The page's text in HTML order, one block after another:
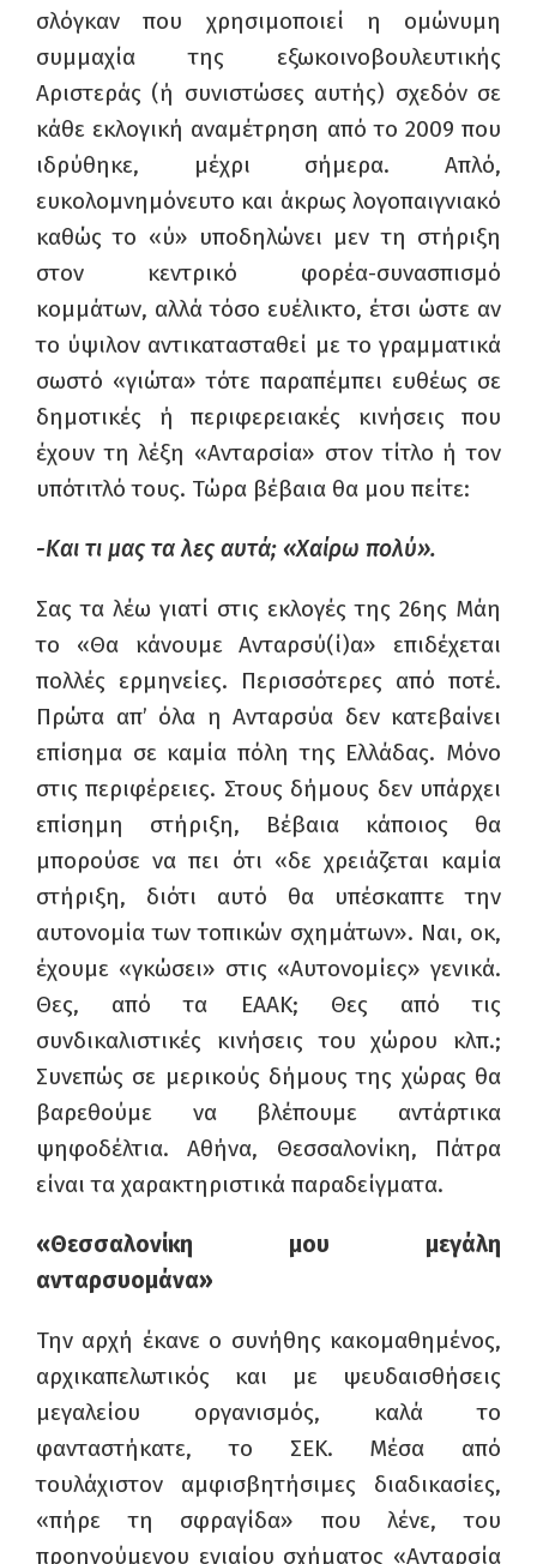
σλόγκαν που χρησιμοποιεί η ομώνυμη
συμμαχία της εξωκοινοβουλευτικής
Αριστεράς (ή συνιστώσες αυτής) σχεδόν σε
κάθε εκλογική αναμέτρηση από το 2009 που
ιδρύθηκε, μέχρι σήμερα. Απλό,
ευκολομνημόνευτο και άκρως λογοπαιγνιακό
καθώς το «ύ» υποδηλώνει μεν τη στήριξη
στον κεντρικό φορέα-συνασπισμό
κομμάτων, αλλά τόσο ευέλικτο, έτσι ώστε αν
το ύψιλον αντικατασταθεί με το γραμματικά
σωστό «γιώτα» τότε παραπέμπει ευθέως σε
δημοτικές ή περιφερειακές κινήσεις που
έχουν τη λέξη «Ανταρσία» στον τίτλο ή τον
υπότιτλό τους. Τώρα βέβαια θα μου πείτε:
-Και τι μας τα λες αυτά; «Χαίρω πολύ».
Σας τα λέω γιατί στις εκλογές της 26ης Μάη
το «Θα κάνουμε Ανταρσύ(ί)α» επιδέχεται
πολλές ερμηνείες. Περισσότερες από ποτέ.
Πρώτα απ’ όλα η Ανταρσύα δεν κατεβαίνει
επίσημα σε καμία πόλη της Ελλάδας. Μόνο
στις περιφέρειες. Στους δήμους δεν υπάρχει
επίσημη στήριξη, Βέβαια κάποιος θα
μπορούσε να πει ότι «δε χρειάζεται καμία
στήριξη, διότι αυτό θα υπέσκαπτε την
αυτονομία των τοπικών σχημάτων». Ναι, οκ,
έχουμε «γκώσει» στις «Αυτονομίες» γενικά.
Θες, από τα ΕΑΑΚ; Θες από τις
συνδικαλιστικές κινήσεις του χώρου κλπ.;
Συνεπώς σε μερικούς δήμους της χώρας θα
βαρεθούμε να βλέπουμε αντάρτικα
ψηφοδέλτια. Αθήνα, Θεσσαλονίκη, Πάτρα
είναι τα χαρακτηριστικά παραδείγματα.
«Θεσσαλονίκη μου μεγάλη
ανταρσυομάνα»
Την αρχή έκανε ο συνήθης κακομαθημένος,
αρχικαπελωτικός και με ψευδαισθήσεις
μεγαλείου οργανισμός, καλά το
φανταστήκατε, το ΣΕΚ. Μέσα από
τουλάχιστον αμφισβητήσιμες διαδικασίες,
«πήρε τη σφραγίδα» που λένε, του
προηγούμενου ενιαίου σχήματος «Ανταρσία